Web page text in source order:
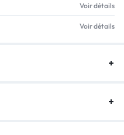
Voir détails
Voir détails